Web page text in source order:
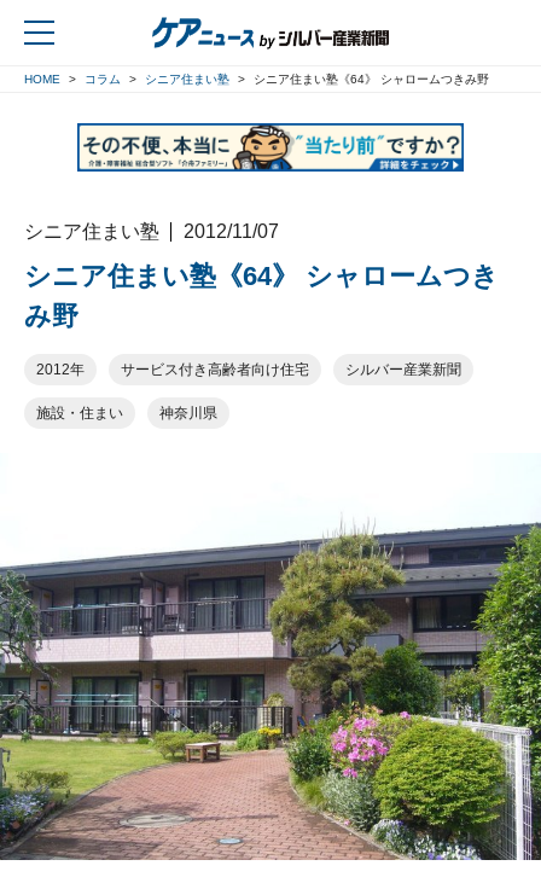
HOME コラム シニア住まい塾 シニア住まい塾《64》 シャロームつきみ野
シニア住まい塾 2012/11/07
シニア住まい塾《64》 シャロームつき
み野
2012年 サービス付き高齢者向け住宅 シルバー産業新聞
施設・住まい 神奈川県